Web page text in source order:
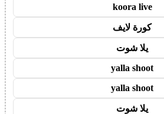
koora live
كورة لايف
يلا شوت
yalla shoot
yalla shoot
يلا شوت